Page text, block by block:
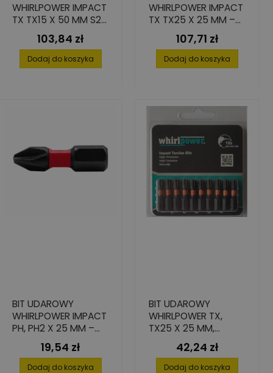
WHIRLPOWER IMPACT
TX TX15 X 50 MM S2
– ZESTAW 15 SZT.
Cena
103,84 zł
Dodaj do koszyka
WHIRLPOWER IMPACT
TX TX25 X 25 MM –
25 SZT.Cena
107,71 zł
Dodaj do koszyka
BIT UDAROWY
WHIRLPOWER IMPACT
PH, PH2 X 25 MM –
WYTRZYMAŁOŚĆ 7X
DŁUŻSZA, 4 SZT.
Cena
19,54 zł
Dodaj do koszyka
BIT UDAROWY
WHIRLPOWER TX,
TX25 X 25 MM,
ZESTAW 10 SZT.
Cena
42,24 zł
Dodaj do koszyka